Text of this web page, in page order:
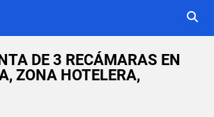
DE 3 RECÁMARAS EN
ZONA HOTELERA,